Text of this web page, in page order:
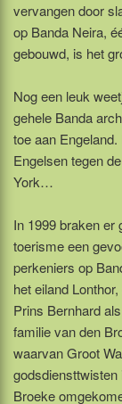
vervangen door
op Banda Neira,
gebouwd, is het
Nog een leuk
gehele Banda
toe aan
Engelsen tegen
York…
In 1999 braken er
toerisme een
perkeniers op
het eiland
Prins Bernhard
familie van den
waarvan Groot
Broeke